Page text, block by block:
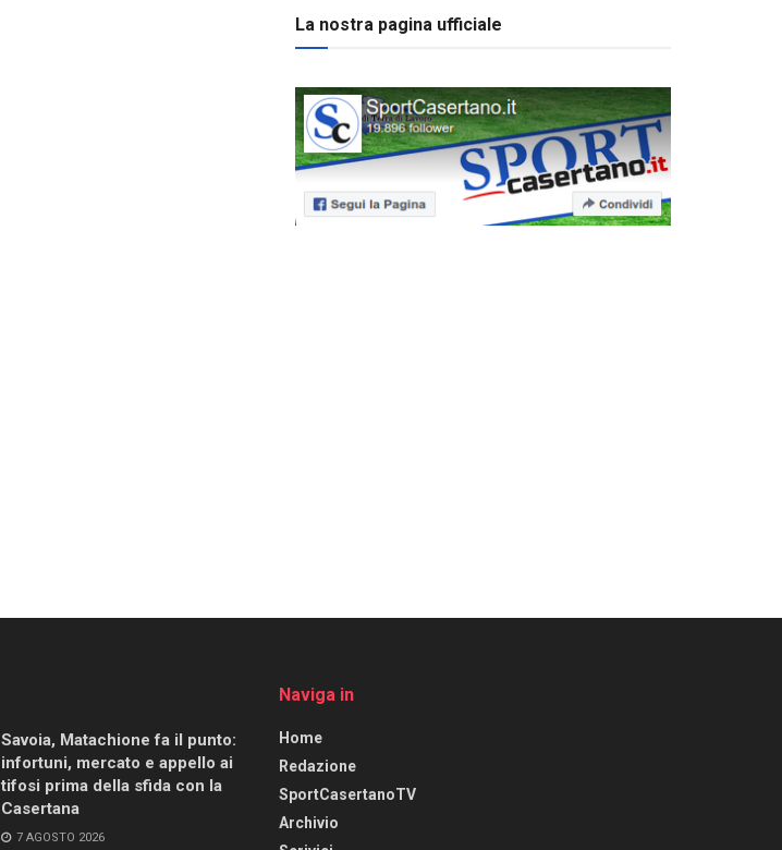
La nostra pagina ufficiale
Savoia, Matachione fa il punto:
infortuni, mercato e appello ai
tifosi prima della sfida con la
Casertana
7 AGOSTO 2026
Naviga in
Home
Redazione
SportCasertanoTV
Archivio